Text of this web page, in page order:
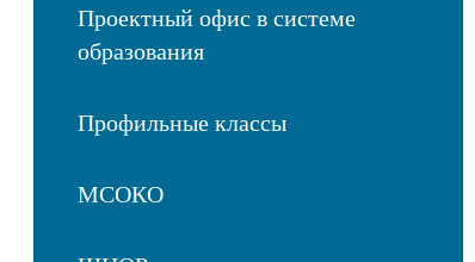
Проектный офис в системе
образования
Профильные классы
МСОКО